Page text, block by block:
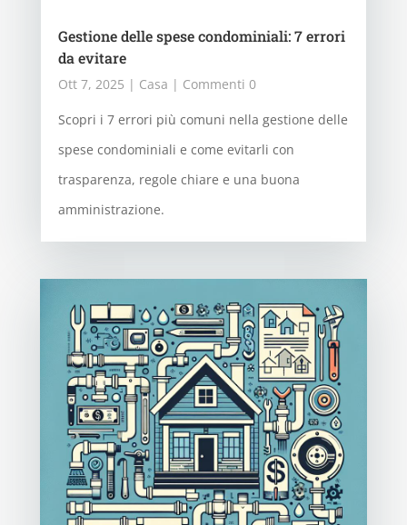
Gestione delle spese condominiali: 7 errori
da evitare
Ott 7, 2025 | Casa | Commenti 0
Scopri i 7 errori più comuni nella gestione delle
spese condominiali e come evitarli con
trasparenza, regole chiare e una buona
amministrazione.